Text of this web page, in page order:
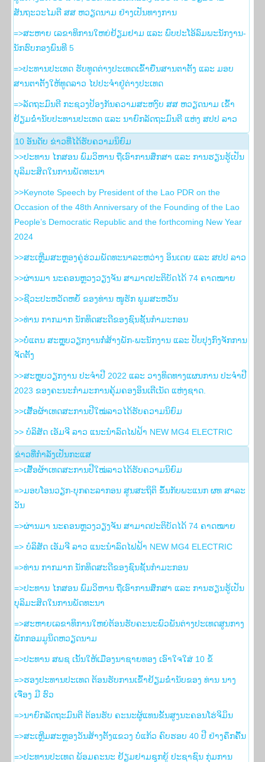
ສັນຖະວະໄມຕີ ສສ ຫວຽດນາມ ຢ່າງເປັນທາງການ
=>ສະຫາຍ ເລຂາທິການໃຫຍ່ຢ້ຽມຢາມ ແລະ ພົບປະໂອ້ລົມພະນັກງານ-
ນັກຮົບກອງພົນທີ 5
=>ປະທານປະເທດ ຮັບທູດຕ່າງປະເທດເຂົ້າຍື່ນສານຕາຕັ້ງ ແລະ ມອບ
ສານຕາຕັ້ງໃຫ້ທູດລາວ ໄປປະຈຳຢູ່ຕ່າງປະເທດ
=>ລັດຖະມົນຕີ ກະຊວງປ້ອງກັນຄວາມສະຫງົບ ສສ ຫວຽດນາມ ເຂົ້າ
ຢ້ຽມຂໍ່ານັບປະທານປະເທດ ແລະ ນາຍົກລັດຖະມົນຕີ ແຫ່ງ ສປປ ລາວ
10 ອັນ​ດັບ ຂ່າວ​ທີ່​ໄດ້​ຮັບ​ຄວາມ​ນິ​ຍົມ
>>ປະທານ ໄກສອນ ພົມວິຫານ ຖືເອົາການສຶກສາ ແລະ ການຮຽນຮູ້ເປັນ
ບຸລິມະສິດໃນການພັດທະນາ
>>Keynote Speech by President of the Lao PDR on the
Occasion of the 48th Anniversary of the Founding of the Lao
People’s Democratic Republic and the forthcoming New Year
2024
>>ສະເຫຼີມສະຫຼອງຄູ່ຮ່ວມພັດທະນາລະຫວ່າງ ອິນເດຍ ແລະ ສປປ ລາວ
>>ຜ່ານມາ ນະຄອນຫຼວງວຽງຈັນ ສາມາດປະຕິບັດໄດ້ 74 ຄາດໝາຍ
>>ຊີວະປະຫວັດຫຍໍ້ ຂອງທ່ານ ໜູຮັກ ພູມສະຫວັນ
>>ທ່ານ ກາກມາກ ນັກທິດສະດີຂອງຊົນຊັ້ນກຳມະກອນ
>>ບໍ່ແຕນ ສະຫຼຸບວຽກງານກໍ່ສ້າງພັກ-ພະນັກງານ ແລະ ປັບປຸງກົງຈັກການ
ຈັດຕັ້ງ
>>ສະຫຼຸບວຽກງານ ປະຈໍາປີ 2022 ແລະ ວາງທິດທາງແຜນການ ປະຈໍາປີ
2023 ຂອງຄະນະກໍາມະການຄຸ້ມຄອງອິນເຕີເນັດ ແຫ່ງຊາດ.
>>ເສື້ອຜ້າເທດສະການປີໃໝ່ລາວໄດ້ຮັບຄວາມນິຍົມ
>> ບໍລິສັດ ເອັມຈີ ລາວ ແນະນຳລົດໄຟຟ້າ NEW MG4 ELECTRIC
ຂ່າວ​ທີ່​ກຳ​ລັງ​ເປັນ​ກະ​ແສ
=>ເສື້ອຜ້າເທດສະການປີໃໝ່ລາວໄດ້ຮັບຄວາມນິຍົມ
=>ມອບໂອນວຽກ-ບຸກຄະລາກອນ ສູນສະຖິຕິ ຂຶ້ນກັບພະແນກ ຜທ ສາລະ
ວັນ
=>ຜ່ານມາ ນະຄອນຫຼວງວຽງຈັນ ສາມາດປະຕິບັດໄດ້ 74 ຄາດໝາຍ
=> ບໍລິສັດ ເອັມຈີ ລາວ ແນະນຳລົດໄຟຟ້າ NEW MG4 ELECTRIC
=>ທ່ານ ກາກມາກ ນັກທິດສະດີຂອງຊົນຊັ້ນກຳມະກອນ
=>ປະທານ ໄກສອນ ພົມວິຫານ ຖືເອົາການສຶກສາ ແລະ ການຮຽນຮູ້ເປັນ
ບຸລິມະສິດໃນການພັດທະນາ
=>ສະຫາຍເລຂາທິການໃຫຍ່ຕ້ອນຮັບຄະນະພົວພັນຕ່າງປະເທດສູນກາງ
ພັກກອມມູນິດຫວຽດນາມ
=>ປະທານ ສພຊ ເນັ້ນໃຫ້ເມືອງນາຊາຍທອງ ເອົາໃຈໃສ່ 10 ຂໍ້
=>ຮອງ​ປະທານ​ປະເທດ ຕ້ອນຮັບ​ການ​ເຂົ້າ​ຢ້ຽມ​ຂ່ຳນັບ​ຂອງ ທ່ານ ນາງ
ເຈືອງ ມີ ຮົວ
=>ນາຍົກລັດຖະມົນຕີ ຕ້ອນຮັບ ຄະນະຜູ້ແທນຂັ້ນສູງນະຄອນໂຮ່ຈິມິນ
=>ສະເຫຼີມສະຫຼອງວັນສ້າງຕັ້ງແຂວງ ບໍ່ແກ້ວ ຄົບຮອບ 40 ປີ ຢ່າງຄຶກຄື້ນ
=>ປະທານປະເທດ ພ້ອມຄະນະ ຢ້ຽມຢາມຊຸກຍູ້ ປະຊາຊົນ ກຸ່ມການ